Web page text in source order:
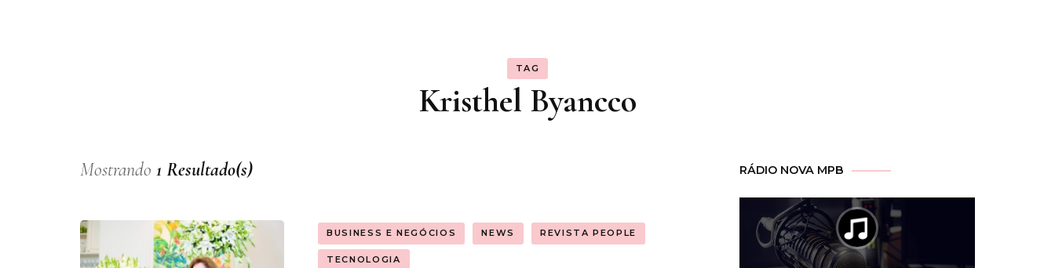
TAG
Kristhel Byancco
Mostrando 1 Resultado(s)
BUSINESS E NEGÓCIOS NEWS REVISTA PEOPLE
TECNOLOGIA
RÁDIO NOVA MPB